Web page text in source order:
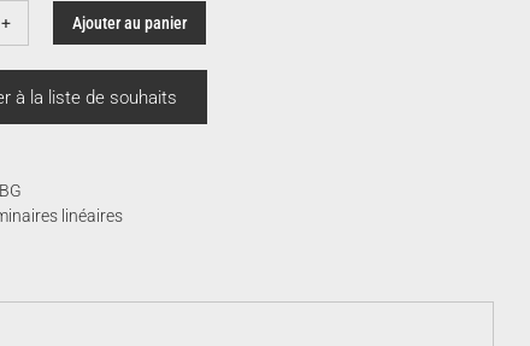
Ajouter au panier
à la liste de souhaits
linéaires